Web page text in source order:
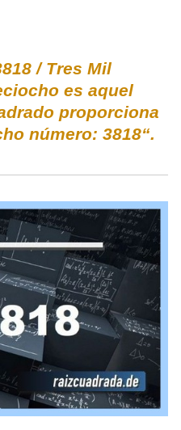
/ Tres Mil
es aquel
proporciona
número: 3818“.